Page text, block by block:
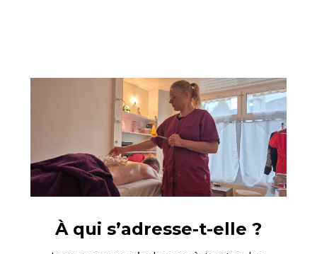
À qui s’adresse-t-elle ?